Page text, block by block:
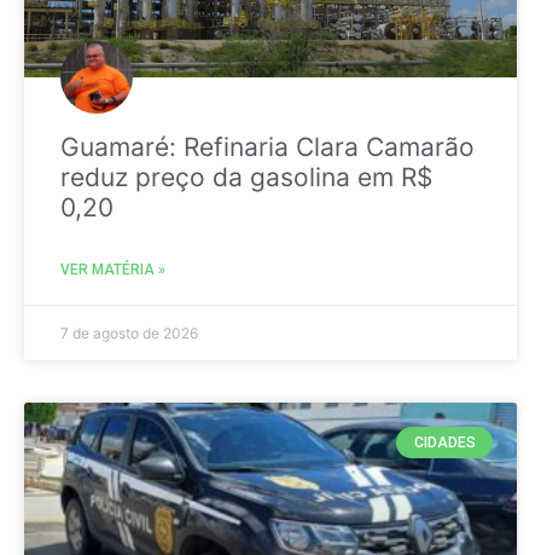
Guamaré: Refinaria Clara Camarão
reduz preço da gasolina em R$
0,20
VER MATÉRIA »
7 de agosto de 2026
CIDADES